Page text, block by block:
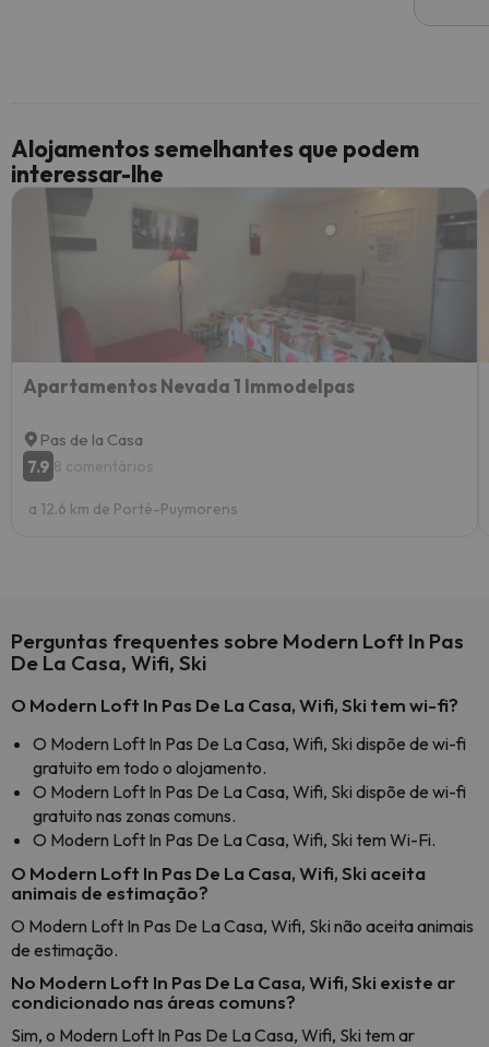
Alojamentos semelhantes que podem
interessar-lhe
Apartamentos Nevada 1 Immodelpas
Pas de la Casa
7.9 8 comentários
a 12.6 km de Porté-Puymorens
Perguntas frequentes sobre Modern Loft In Pas
De La Casa, Wifi, Ski
O Modern Loft In Pas De La Casa, Wifi, Ski tem wi-fi?
O Modern Loft In Pas De La Casa, Wifi, Ski dispõe de wi-fi
gratuito em todo o alojamento.
O Modern Loft In Pas De La Casa, Wifi, Ski dispõe de wi-fi
gratuito nas zonas comuns.
O Modern Loft In Pas De La Casa, Wifi, Ski tem Wi-Fi.
O Modern Loft In Pas De La Casa, Wifi, Ski aceita
animais de estimação?
O Modern Loft In Pas De La Casa, Wifi, Ski não aceita animais
de estimação.
No Modern Loft In Pas De La Casa, Wifi, Ski existe ar
condicionado nas áreas comuns?
Sim, o Modern Loft In Pas De La Casa, Wifi, Ski tem ar